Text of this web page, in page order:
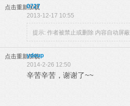
点击重新加载
0727
2013-12-17 10:55
提示: 作者被禁止或删除 内容自动屏蔽
点击重新加载
ydoup
2014-2-26 12:50
辛苦辛苦，谢谢了~~